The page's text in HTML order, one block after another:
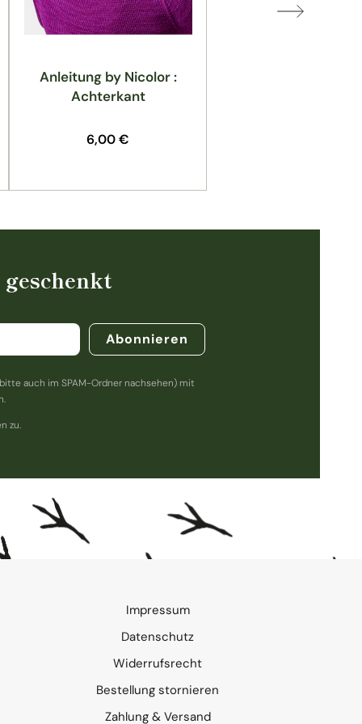
Anleitung by Nicolor :
Achterkant
Normaler
6,00 €
geschenkt
Abonnieren
auch im SPAM-Ordner nachsehen) mit
zu.
Impressum
Datenschutz
Widerrufsrecht
Bestellung stornieren
Zahlung & Versand